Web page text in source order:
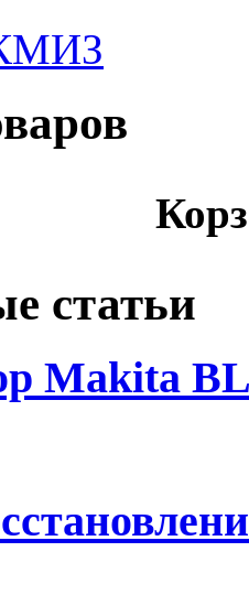
статьи
Makita